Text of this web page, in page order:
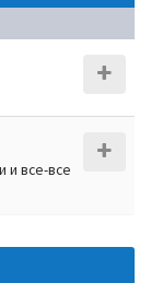
и все-все